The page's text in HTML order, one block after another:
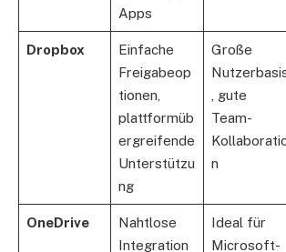
Apps
Dropbox
Einfache
Freigabeop
tionen,
plattformüb
ergreifende
Unterstützu
ng
Große
, gute
Team-
n
OneDrive
Nahtlose
Integration
Ideal für
Microsoft-